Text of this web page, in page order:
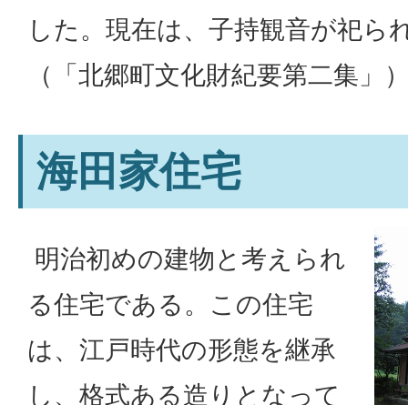
した。現在は、子持観音が祀ら
（「北郷町文化財紀要第二集」
海田家住宅
明治初めの建物と考えられ
る住宅である。この住宅
は、江戸時代の形態を継承
し、格式ある造りとなって